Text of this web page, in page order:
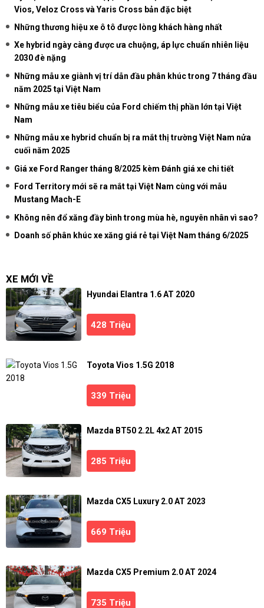
Vios, Veloz Cross và Yaris Cross bản đặc biệt
Những thương hiệu xe ô tô được lòng khách hàng nhất
Xe hybrid ngày càng được ưa chuộng, áp lực chuẩn nhiên liệu
2030 đè nặng
Những mẫu xe giành vị trí dẫn đầu phân khúc trong 7 tháng đầu
năm 2025 tại Việt Nam
Những mẫu xe tiêu biểu của Ford chiếm thị phần lớn tại Việt
Nam
Những mẫu xe hybrid chuẩn bị ra mắt thị trường Việt Nam nửa
cuối năm 2025
Giá xe Ford Ranger tháng 8/2025 kèm Đánh giá xe chi tiết
Ford Territory mới sẽ ra mắt tại Việt Nam cùng với mẫu
Mustang Mach-E
Không nên đổ xăng đầy bình trong mùa hè, nguyên nhân vì sao?
Doanh số phân khúc xe xăng giá rẻ tại Việt Nam tháng 6/2025
XE MỚI VỀ
Hyundai Elantra 1.6 AT 2020
428 Triệu
Toyota Vios 1.5G 2018
339 Triệu
Mazda BT50 2.2L 4x2 AT 2015
285 Triệu
Mazda CX5 Luxury 2.0 AT 2023
669 Triệu
Mazda CX5 Premium 2.0 AT 2024
735 Triệu